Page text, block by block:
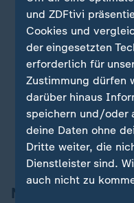
Niklas Süle, 49
und ZDFtivi
Cookies und
der eingesetzten
erforderlich für
Zustimmung dürfen
darüber hinaus
speichern und/oder
deine Daten ohne
Dritte weiter, die
Dienstleister sind.
auch nicht zu